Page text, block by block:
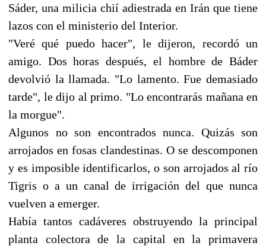
Sáder, una milicia chií adiestrada en Irán que tiene
lazos con el ministerio del Interior.
"Veré qué puedo hacer", le dijeron, recordó un
amigo. Dos horas después, el hombre de Báder
devolvió la llamada. "Lo lamento. Fue demasiado
tarde", le dijo al primo. "Lo encontrarás mañana en
la morgue".
Algunos no son encontrados nunca. Quizás son
arrojados en fosas clandestinas. O se descomponen
y es imposible identificarlos, o son arrojados al río
Tigris o a un canal de irrigación del que nunca
vuelven a emerger.
Había tantos cadáveres obstruyendo la principal
planta colectora de la capital en la primavera